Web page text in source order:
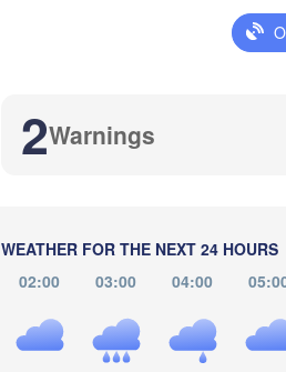
2Warnings
WEATHER FOR THE NEXT 24 HOURS
02:00
03:00 04:00
Казань
(Kazan)
(Cheboksary)